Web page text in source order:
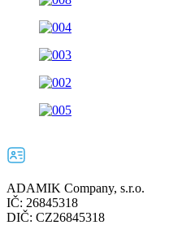
ADAMIK Company, s.r.o.
IČ: 26845318
DIČ: CZ26845318